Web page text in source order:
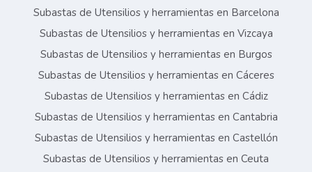
Subastas de Utensilios y herramientas en Barcelona
Subastas de Utensilios y herramientas en Vizcaya
Subastas de Utensilios y herramientas en Burgos
Subastas de Utensilios y herramientas en Cáceres
Subastas de Utensilios y herramientas en Cádiz
Subastas de Utensilios y herramientas en Cantabria
Subastas de Utensilios y herramientas en Castellón
Subastas de Utensilios y herramientas en Ceuta